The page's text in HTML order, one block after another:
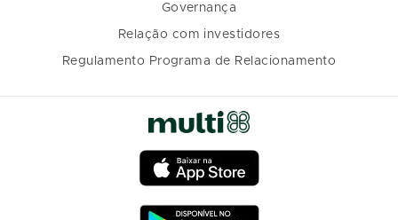
Governança
Relação com investidores
Regulamento Programa de Relacionamento